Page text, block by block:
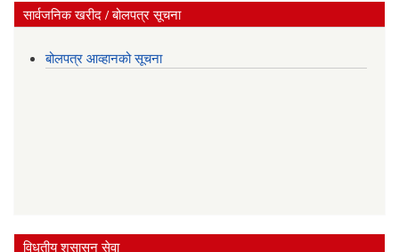
सार्वजनिक खरीद / बोलपत्र सूचना
बोलपत्र आव्हानको सूचना
विधुतीय शुसासन सेवा